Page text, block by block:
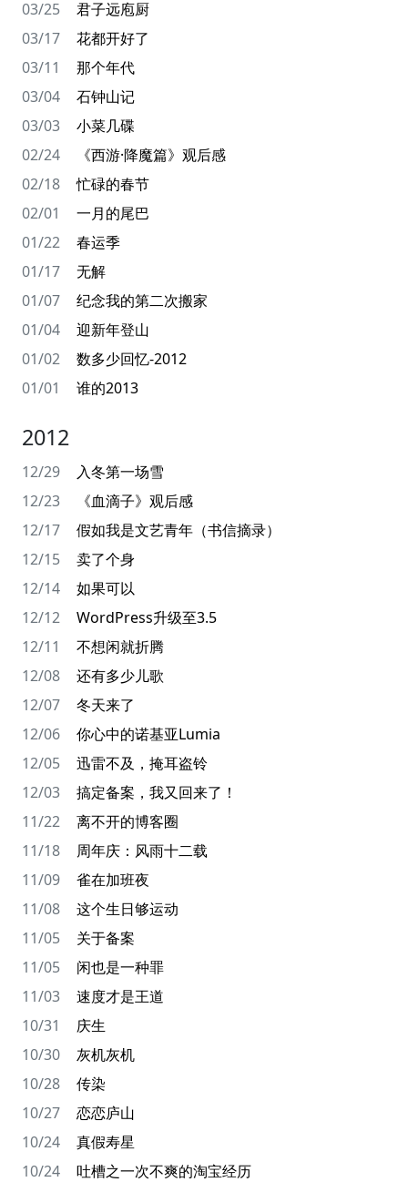
03/25
君子远庖厨
03/17
花都开好了
03/11
那个年代
03/04
石钟山记
03/03
小菜几碟
02/24
《西游·降魔篇》观后感
02/18
忙碌的春节
02/01
一月的尾巴
01/22
春运季
01/17
无解
01/07
纪念我的第二次搬家
01/04
迎新年登山
01/02
数多少回忆-2012
01/01
谁的2013
2012
12/29
入冬第一场雪
12/23
《血滴子》观后感
12/17
假如我是文艺青年（书信摘录）
12/15
卖了个身
12/14
如果可以
12/12
WordPress升级至3.5
12/11
不想闲就折腾
12/08
还有多少儿歌
12/07
冬天来了
12/06
你心中的诺基亚Lumia
12/05
迅雷不及，掩耳盗铃
12/03
搞定备案，我又回来了！
11/22
离不开的博客圈
11/18
周年庆：风雨十二载
11/09
雀在加班夜
11/08
这个生日够运动
11/05
关于备案
11/05
闲也是一种罪
11/03
速度才是王道
10/31
庆生
10/30
灰机灰机
10/28
传染
10/27
恋恋庐山
10/24
真假寿星
10/24
吐槽之一次不爽的淘宝经历